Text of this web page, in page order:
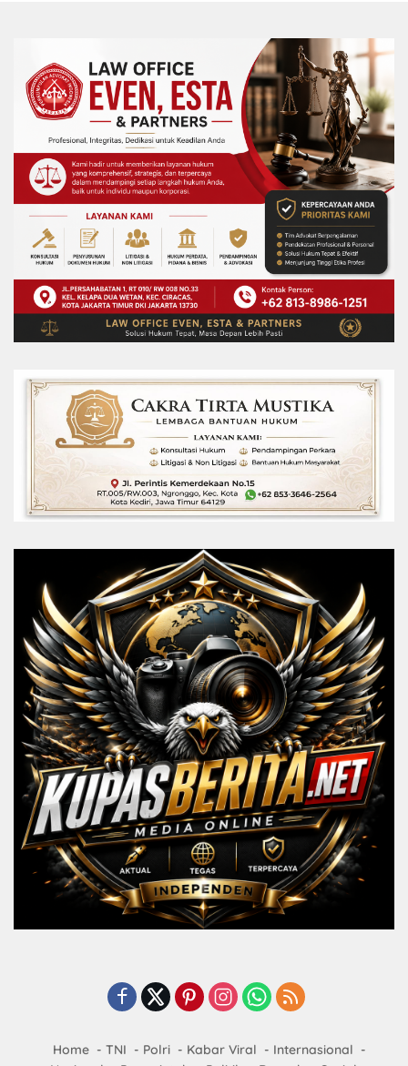
Home TNI Polri Kabar Viral
Internasional